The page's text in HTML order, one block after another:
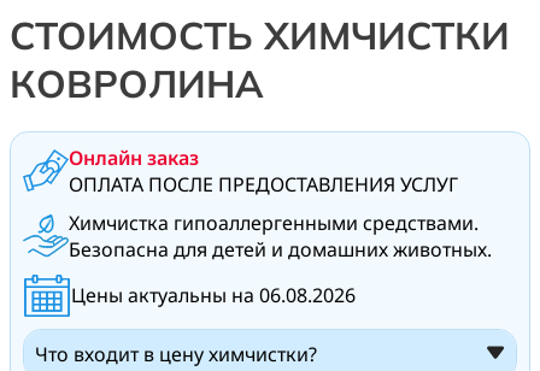
СТОИМОСТЬ ХИМЧИСТКИ
КОВРОЛИНА
Онлайн заказ
ОПЛАТА ПОСЛЕ ПРЕДОСТАВЛЕНИЯ УСЛУГ
Химчистка гипоаллергенными средствами.
Безопасна для детей и домашних животных.
Цены актуальны на 06.08.2026
Что входит в цену химчистки?